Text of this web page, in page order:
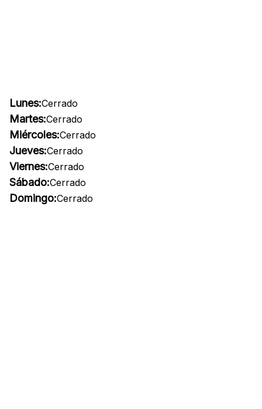
Lunes:Cerrado
Martes:Cerrado
Miércoles:Cerrado
Jueves:Cerrado
Viernes:Cerrado
Sábado:Cerrado
Domingo:Cerrado